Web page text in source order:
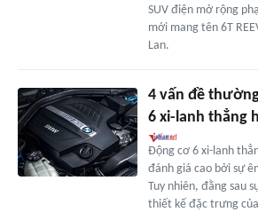
SUV điện mở rộng
mới mang tên 6T
Lan.
4 vấn đề
6 xi-lanh thẳng
Động cơ 6 xi-lanh
đánh giá cao bởi sự
Tuy nhiên, đằng sau
thiết kế đặc trưng